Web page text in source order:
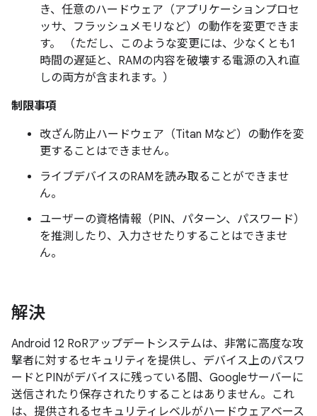
き、任意のハードウェア（アプリケーションプロセ
ッサ、フラッシュメモリなど）の動作を変更できま
す。 （ただし、このような変更には、少なくとも1
時間の遅延と、RAMの内容を破壊する電源の入れ直
しの両方が含まれます。）
制限事項
改ざん防止ハードウェア（Titan Mなど）の動作を変
更することはできません。
ライブデバイスのRAMを読み取ることができませ
ん。
ユーザーの資格情報（PIN、パターン、パスワード）
を推測したり、入力させたりすることはできませ
ん。
解決
Android 12 RoRアップデートシステムは、非常に高度な攻
撃者に対するセキュリティを提供し、デバイス上のパスワ
ードとPINがデバイスに残っている間、Googleサーバーに
送信されたり保存されたりすることはありません。これ
は、提供されるセキュリティレベルがハードウェアベース